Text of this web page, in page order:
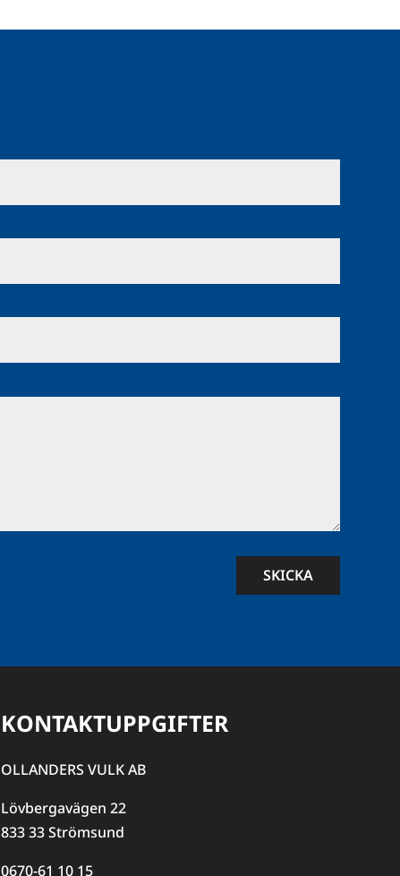
SKICKA
KONTAKTUPPGIFTER
OLLANDERS VULK AB
Lövbergavägen 22
833 33 Strömsund
0670-61 10 15